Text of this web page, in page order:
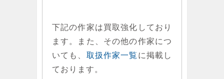
下記の作家は買取強化しており
ます。また、その他の作家につ
いても、 取扱作家一覧 に掲載し
ております。